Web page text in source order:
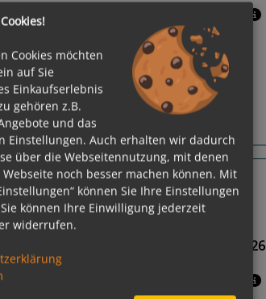
Next
Wien
25.11.2026 - 09.12.2026
Cookies möchten
auf Sie
Einkaufserlebnis
gehören z.B.
und das
Einstellungen. Auch erhalten wir dadurch
über die Webseitennutzung, mit denen
noch besser machen können. Mit
können Sie Ihre Einstellungen
können Ihre Einwilligung jederzeit
widerrufen.